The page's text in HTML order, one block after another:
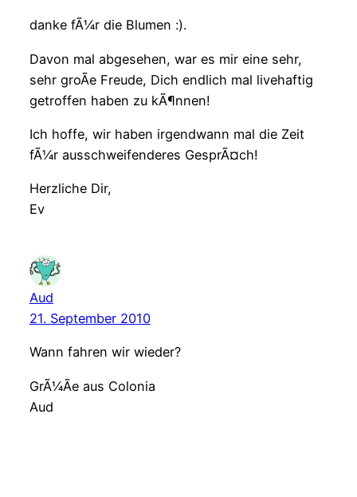
danke fÃ¼r die Blumen :).
Davon mal abgesehen, war es mir eine sehr,
sehr groÃe Freude, Dich endlich mal livehaftig
getroffen haben zu kÃ¶nnen!
Ich hoffe, wir haben irgendwann mal die Zeit
fÃ¼r ausschweifenderes GesprÃ¤ch!
Herzliche Dir,
Ev
Aud
21. September 2010
Wann fahren wir wieder?
GrÃ¼Ãe aus Colonia
Aud